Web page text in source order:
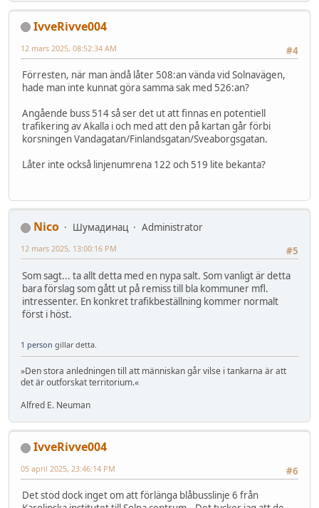
IvveRivve004
#4
12 mars 2025, 08:52:34 AM
Förresten, när man ändå låter 508:an vända vid Solnavägen,
hade man inte kunnat göra samma sak med 526:an?
Angående buss 514 så ser det ut att finnas en potentiell
trafikering av Akalla i och med att den på kartan går förbi
korsningen Vandagatan/Finlandsgatan/Sveaborgsgatan.
Låter inte också linjenumrena 122 och 519 lite bekanta?
Nico Шумадинац
Administrator
#5
12 mars 2025, 13:00:16 PM
Som sagt... ta allt detta med en nypa salt. Som vanligt är detta
bara förslag som gått ut på remiss till bla kommuner mfl.
intressenter. En konkret trafikbeställning kommer normalt
först i höst.
1 person gillar detta.
»Den stora anledningen till att människan går vilse i tankarna är att
det är outforskat territorium.«
Alfred E. Neuman
IvveRivve004
#6
05 april 2025, 23:46:14 PM
Det stod dock inget om att förlänga blåbusslinje 6 från